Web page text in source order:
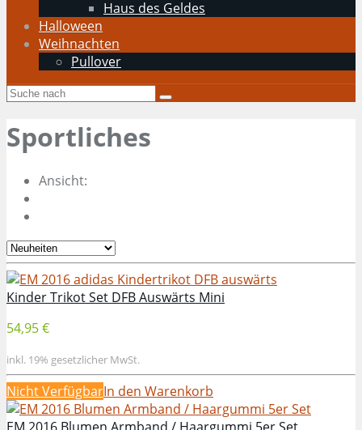
Haus des Geldes
Halloween
Weihnachten
Pullover
Sportliches
Ansicht:
Kinder Trikot Set DFB Auswärts Mini
54,95 €
inkl. 19% gesetzlicher MwSt.
Nicht VerfügbarIn den Warenkorb